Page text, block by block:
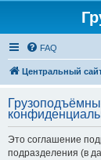
FAQ
Центральный
Это соглашение
подразделения (в